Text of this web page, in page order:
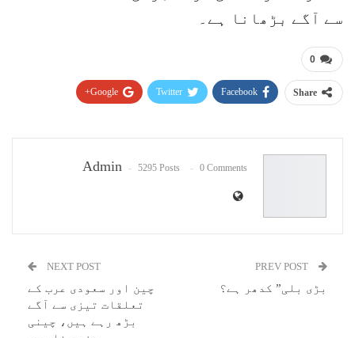
سے آگے بڑھانا ہے۔
0
Share
Facebook
Twitter
Google+
Admin 5295 Posts 0 Comments
بڑی بلی” کدھر ہے؟
NEXT POST
چین اور سعودی عرب کے
تعلقات تیزی سے آگے
بڑھ رہے ہیں، چینی